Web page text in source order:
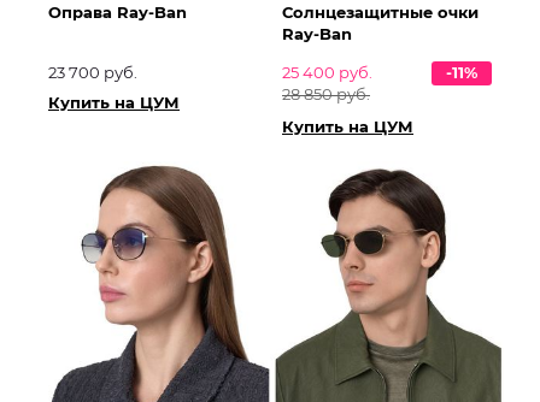
Оправа Ray-Ban
23 700 руб.
Купить на ЦУМ
Солнцезащитные очки
Ray-Ban
25 400 руб.
28 850 руб.
-11%
Купить на ЦУМ